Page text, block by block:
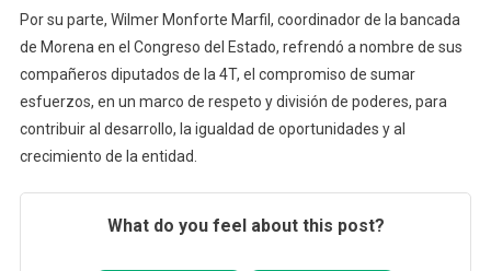
Por su parte, Wilmer Monforte Marfil, coordinador de la bancada
de Morena en el Congreso del Estado, refrendó a nombre de sus
compañeros diputados de la 4T, el compromiso de sumar
esfuerzos, en un marco de respeto y división de poderes, para
contribuir al desarrollo, la igualdad de oportunidades y al
crecimiento de la entidad.
What do you feel about this post?